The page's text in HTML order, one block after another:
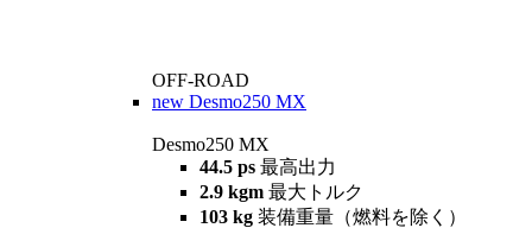
OFF-ROAD
new Desmo250 MX
Desmo250 MX
44.5 ps 最高出力
2.9 kgm 最大トルク
103 kg 装備重量（燃料を除く）